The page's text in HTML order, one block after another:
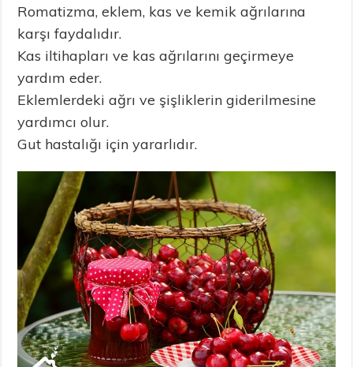
Romatizma, eklem, kas ve kemik ağrılarına
karşı faydalıdır.
Kas iltihapları ve kas ağrılarını geçirmeye
yardım eder.
Eklemlerdeki ağrı ve şişliklerin giderilmesine
yardımcı olur.
Gut hastalığı için yararlıdır.